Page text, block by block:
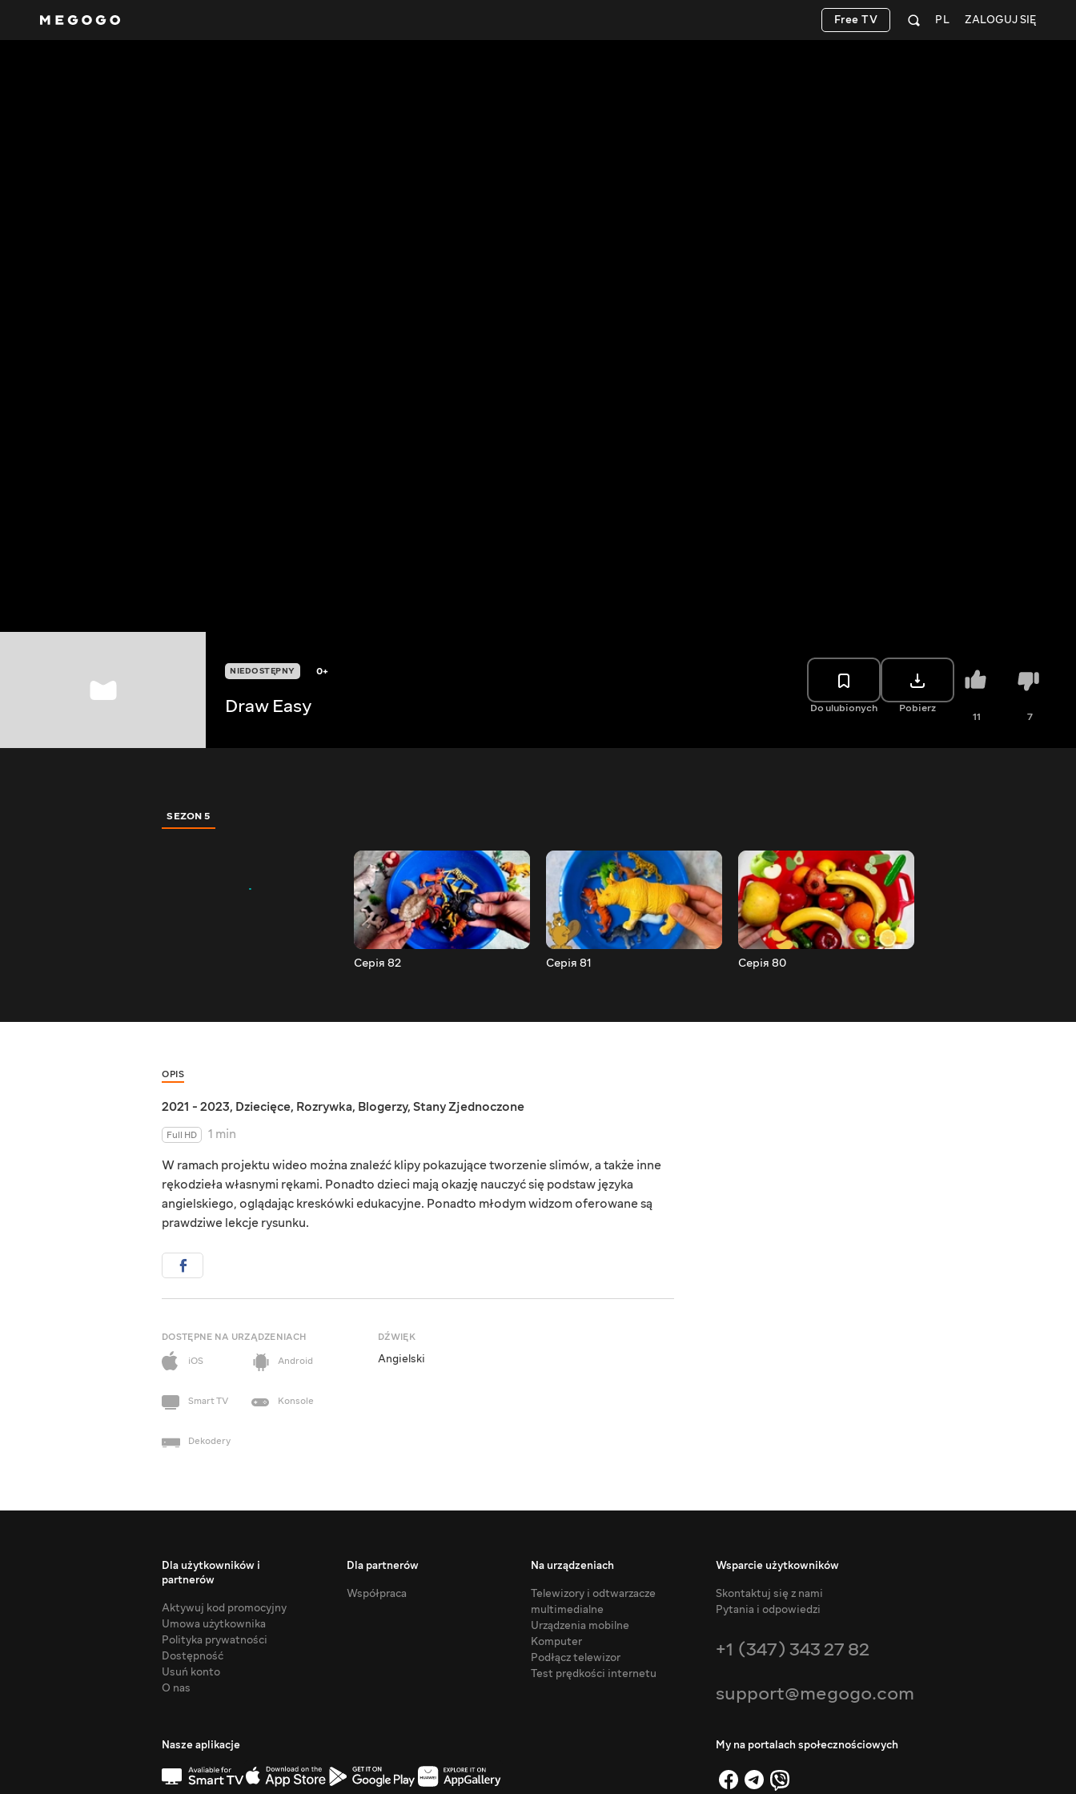
ZALOGUJ SIĘ
PL
Free TV
NIEDOSTĘPNY 0+
Draw Easy Do ulubionych Pobierz
11 7
SEZON 5
Серія 82 Серія 81 Серія 80
OPIS
2021 - 2023, Dziecięce, Rozrywka, Blogerzy, Stany Zjednoczone
Full HD
1 min
W ramach projektu wideo można znaleźć klipy pokazujące tworzenie slimów, a także inne
rękodzieła własnymi rękami. Ponadto dzieci mają okazję nauczyć się podstaw języka
angielskiego, oglądając kreskówki edukacyjne. Ponadto młodym widzom oferowane są
prawdziwe lekcje rysunku.
DOSTĘPNE NA URZĄDZENIACH
iOS
Android
Smart TV Konsole
Dekodery
DŹWIĘK
Angielski
Dla użytkowników i
partnerów
Aktywuj kod promocyjny
Umowa użytkownika
Polityka prywatności
Dostępność
Usuń konto
O nas
Dla partnerów
Współpraca
Na urządzeniach
Telewizory i odtwarzacze
multimedialne
Urządzenia mobilne
Komputer
Podłącz telewizor
Test prędkości internetu
Wsparcie użytkowników
Skontaktuj się z nami
Pytania i odpowiedzi
+1 (347) 343 27 82
support@megogo.com
Nasze aplikacje My na portalach społecznościowych